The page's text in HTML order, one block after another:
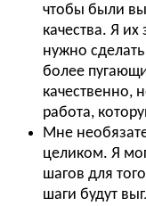
чтобы были
качества. Я
нужно
более
качественно,
работа,
Мне
целиком. Я
шагов для
шаги будут